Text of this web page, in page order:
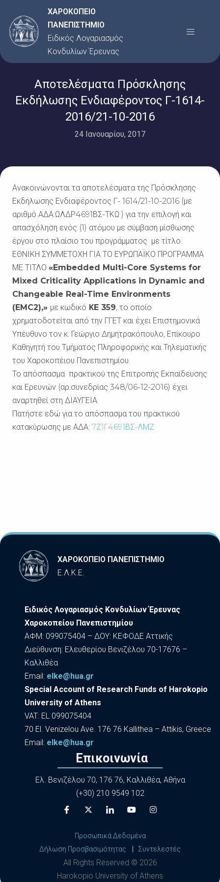
στο
περιεχόμενο
ΧΑΡΟΚΟΠΕΙΟ
ΠΑΝΕΠΙΣΤΗΜΙΟ
Ειδικός Λογαριασμός
Κονδυλίων Έρευνας
Menu
Αποτελέσματα Πρόσκλησης
Εκδήλωσης Ενδιαφέροντος Γ-1614-
2016/21-10-2016
24 Ιανουαρίου, 2017
Ανακοινώνονται τα αποτελέσματα της Πρόσκλησης
Εκδήλωσης Ενδιαφέροντος Γ- 1614/21-10-2016 (με
αριθμό ΑΔΑ:ΩΛΔΡ4691ΒΣ-ΤΚΩ ) για την επιλογή και
απασχόληση ενός (1) ατόμου με σύμβαση μίσθωσης
έργου στο πλαίσιο του προγράμματος με τίτλο:
ΕΘΝΙΚΗ ΣΥΜΜΕΤΟΧΗ ΓΙΑ ΤΟ ΕΥΡΩΠΑΪΚΟ ΠΡΟΓΡΑΜΜΑ
ΜΕ ΤΙΤΛΟ «Embedded Multi-Core Systems for
Mixed Criticality Applications in Dynamic and
Changeable Real-Time Environments
(EMC2),» με κωδικό ΚE 359, το οποίο
χρηματοδοτείται από την ΓΓΕΤ και έχει Επιστημονικά
Υπέυθυνο τον κ. Γεώργιο Δημητρακόπουλο, Επίκουρο
Καθηγητή του Τμήματος Πληροφορικής και Τηλεματικής
του Χαροκοπέιου Πανεπιστημίου.
Το απόσπασμα πρακτικού της Επιτροπής Εκπαίδευσης
και Ερευνών (αρ.συνεδρίας 348/06-12-2016) έχει
αναρτηθεί στη ΔΙΑΥΓΕΙΑ.
Πατήστε εδώ για το απόσπασμα του πρακτικού
κατακύρωσης με ΑΔΑ: 7Ζ1Γ4691ΒΣ-ΛΜΖ
ΧΑΡΟΚΟΠΕΙΟ ΠΑΝΕΠΙΣΤΗΜΙΟ
Ε.Λ.Κ.Ε.
Ειδικός Λογαριασμός Κονδυλίων Έρευνας
Χαροκοπείου Πανεπιστημίου
ΑΦΜ: 099075404 – ΔΟΥ: ΚΕΦΟΔΕ Αττικής
Διεύθυνση: Ελευθερίου Βενιζέλου 70-17676 –
Καλλιθέα
Εmail: elke@hua.gr
Special Account of Research Funds of Harokopio
University of Athens
VAT: EL 099075404
70 El. Venizelou Ave. 176 76 Kallithea – Attikis, Greece
Εmail: elke@hua.gr
Επικοινωνία
Ελ. Βενιζέλου 70, 176 76, Καλλιθέα, Αθήνα
(+30) 210 9549 102
Προσωπικά Δεδομένα
Δήλωση Προσβασιμότητας
Συντελεστές
All Rights Reserved © 2026
Harokopio University of Athens